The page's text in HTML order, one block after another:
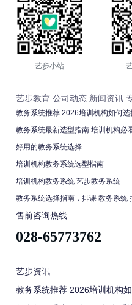
艺步小站
艺步教育 公司动态 新闻资讯
教务系统推荐 2026培训机构如何
教务系统最新选型指南 培训机构必
好用的教务系统选择
培训机构教务系统选型指南
培训机构教务系统 艺步教务系统
教务系统选择指南，排课 教务系统
售前咨询热线
028-65773762
艺步资讯
教务系统推荐 2026培训机构